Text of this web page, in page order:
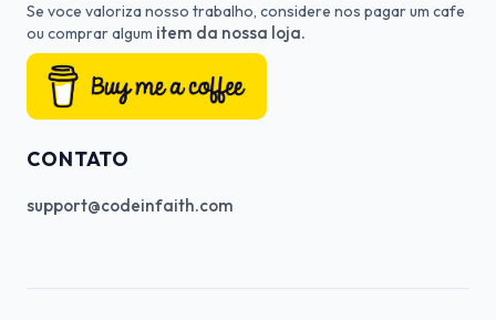
Se voce valoriza nosso trabalho, considere nos pagar um cafe
ou comprar algum item da nossa loja.
CONTATO
support@codeinfaith.com